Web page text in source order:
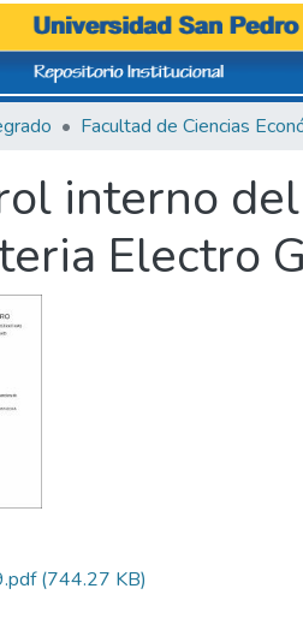
interno
Electro
(744.27 KB)